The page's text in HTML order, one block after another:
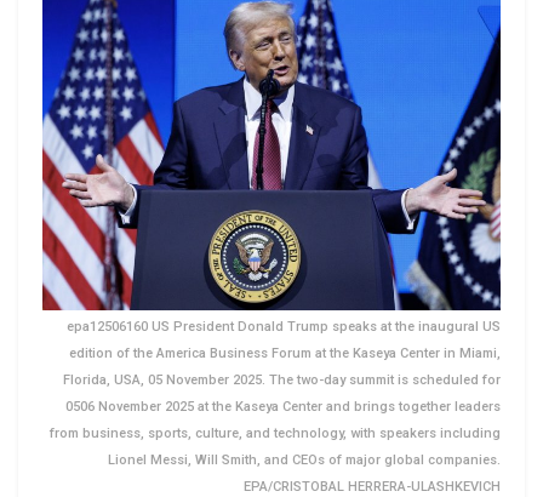
epa12506160 US President Donald Trump speaks at the inaugural US
edition of the America Business Forum at the Kaseya Center in Miami,
Florida, USA, 05 November 2025. The two-day summit is scheduled for
0506 November 2025 at the Kaseya Center and brings together leaders
from business, sports, culture, and technology, with speakers including
Lionel Messi, Will Smith, and CEOs of major global companies.
EPA/CRISTOBAL HERRERA-ULASHKEVICH